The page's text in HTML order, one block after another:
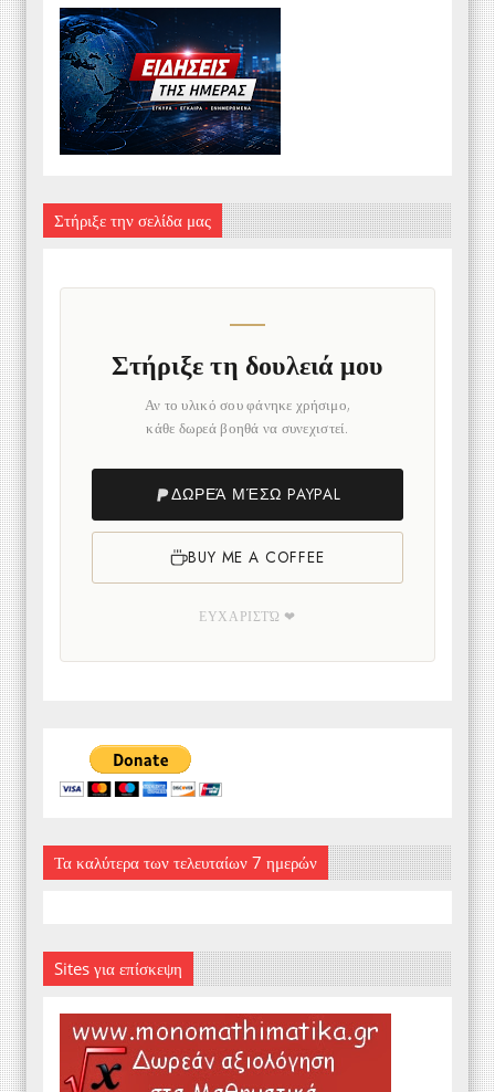
Στήριξε την σελίδα μας
Στήριξε τη δουλειά μου
Αν το υλικό σου φάνηκε χρήσιμο,
κάθε δωρεά βοηθά να συνεχιστεί.
ΔΩΡΕΆ ΜΈΣΩ PAYPAL
BUY ME A COFFEE
ΕΥΧΑΡΙΣΤΏ ❤
Τα καλύτερα των τελευταίων 7 ημερών
Sites για επίσκεψη